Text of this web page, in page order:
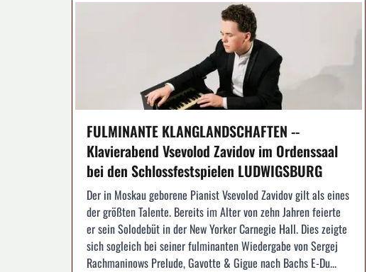
FULMINANTE KLANGLANDSCHAFTEN --
Klavierabend Vsevolod Zavidov im Ordenssaal
bei den Schlossfestspielen LUDWIGSBURG
Der in Moskau geborene Pianist Vsevolod Zavidov gilt als eines
der größten Talente. Bereits im Alter von zehn Jahren feierte
er sein Solodebüt in der New Yorker Carnegie Hall. Dies zeigte
sich sogleich bei seiner fulminanten Wiedergabe von Sergej
Rachmaninows Prelude, Gavotte & Gigue nach Bachs E-Du...